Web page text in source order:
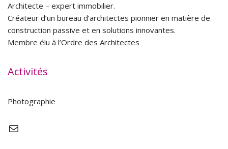
Architecte – expert immobilier.
Créateur d’un bureau d’architectes pionnier en matière de
construction passive et en solutions innovantes.
Membre élu à l’Ordre des Architectes
Activités
Photographie